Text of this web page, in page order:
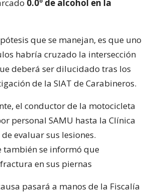
0.0º de alcohol en la
que se manejan, es que uno
habría cruzado la intersección
deberá ser dilucidado tras los
de la SIAT de Carabineros.
el conductor de la motocicleta
personal SAMU hasta la Clínica
de evaluar sus lesiones.
también se informó que
en sus piernas
pasará a manos de la Fiscalía